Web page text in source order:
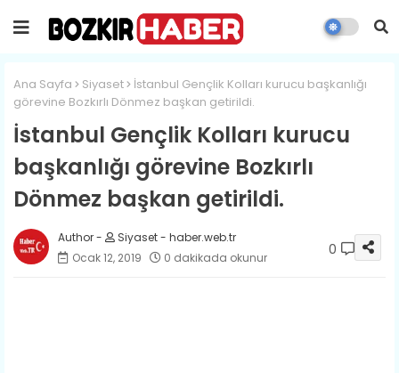
Ana Sayfa Siyaset
İstanbul Gençlik Kolları kurucu başkanlığı
görevine Bozkırlı Dönmez başkan getirildi.
İstanbul Gençlik Kolları kurucu
başkanlığı görevine Bozkırlı
Dönmez başkan getirildi.
Siyaset - haber.web.tr
Ocak 12, 2019
0 dakikada okunur 0